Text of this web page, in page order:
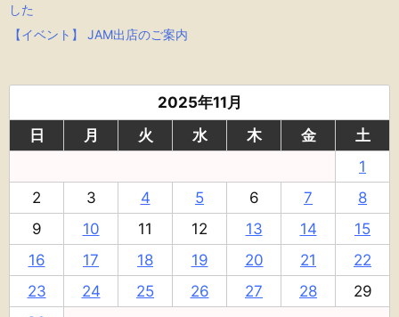
した
【イベント】 JAM出店のご案内
2025年11月
日
月 火 水 木 金
土
1
2
3 4 5 6 7
8
9
10 11 12 13 14
15
16
17 18 19 20 21
22
23
24 25 26 27 28
29